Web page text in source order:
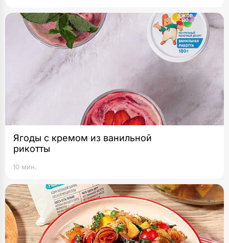
Ягоды с кремом из ванильной
рикотты
10 мин.